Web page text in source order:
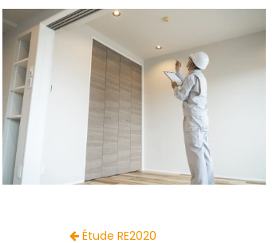
Étude RE2020